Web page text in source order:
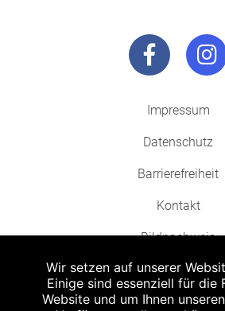
Impressum
Datenschutz
Barrierefreiheit
Kontakt
Bildnachweis
Wir setzen auf unserer
Einige sind essenziell für die
Website und um Ihnen